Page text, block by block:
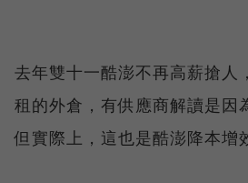
去年雙十一酷澎不再高薪搶人
租的外倉，有供應商解讀是因
但實際上，這也是酷澎降本增